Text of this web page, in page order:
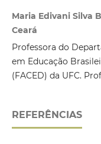
Maria Edivani Silva
Ceará
Professora do
em Educação
(FACED) da UFC.
REFERÊNCIAS